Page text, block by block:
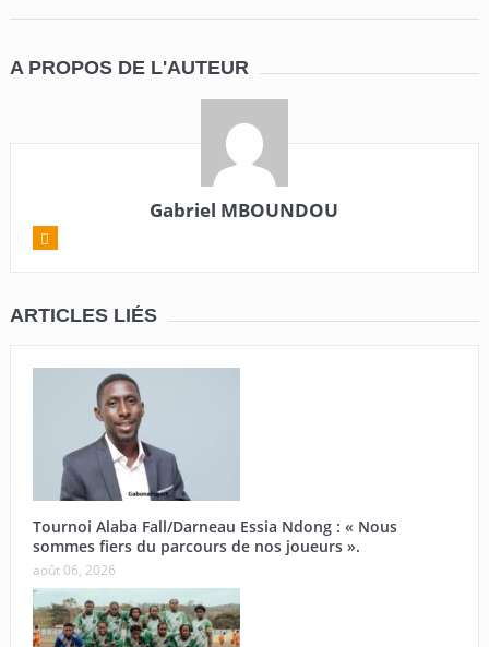
A PROPOS DE L'AUTEUR
Gabriel MBOUNDOU
ARTICLES LIÉS
Tournoi Alaba Fall/Darneau Essia Ndong : « Nous
sommes fiers du parcours de nos joueurs ».
août 06, 2026